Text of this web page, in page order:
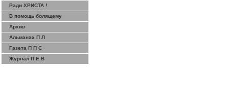
Ради ХРИСТА !
В помощь болящему
Архив
Альманах П Л
Газета П П С
Журнал П Е В